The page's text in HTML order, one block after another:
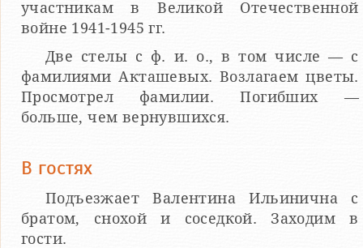
участникам в Великой Отечественной
войне 1941-1945 гг.
Две стелы с ф. и. о., в том числе — с
фамилиями Акташевых. Возлагаем цветы.
Просмотрел фамилии. Погибших —
больше, чем вернувшихся.
В гостях
Подъезжает Валентина Ильинична с
братом, снохой и соседкой. Заходим в
гости.